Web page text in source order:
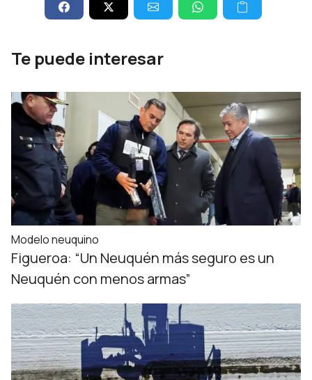
Te puede interesar
Modelo neuquino
Figueroa: “Un Neuquén más seguro es un
Neuquén con menos armas”